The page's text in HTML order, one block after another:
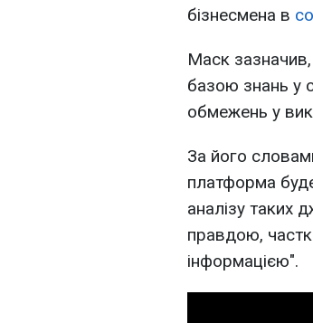
бізнесмена в
Маск
базою знань у
обмежень у
За його
платформа
аналізу таких
правдою,
інформацією".